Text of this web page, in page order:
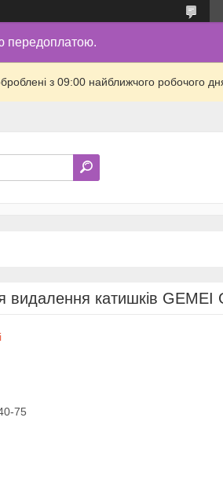
передоплатою.
з 09:00 найближчого робочого
катишків GEMEI
75